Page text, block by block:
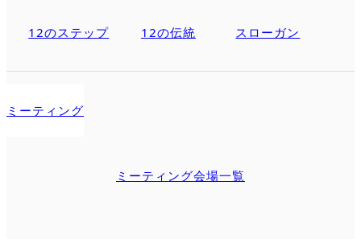
12のステップ 12の伝統 スローガン
ミーティング
ミーティング会場一覧